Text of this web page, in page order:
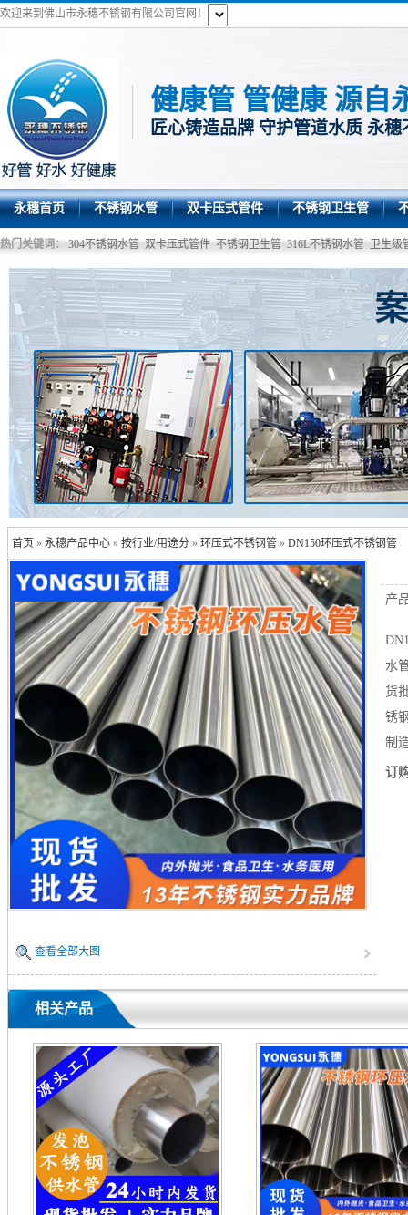
欢迎来到佛山市永穗不锈钢有限公司官网！
健康管 管健康 源自
匠心铸造品牌 守护管道水质 永穗
永穗首页 不锈钢水管 双卡压式管件 不锈钢卫生管
热门关键词： 304不锈钢水管 双卡压式管件 不锈钢卫生管 316L不锈钢水管 卫生级
首页 »永穗产品中心 »按行业/用途分 »环压式不锈钢管 »DN150环压式不锈钢管
查看全部大图
产
水
货
锈
制
订
相关产品